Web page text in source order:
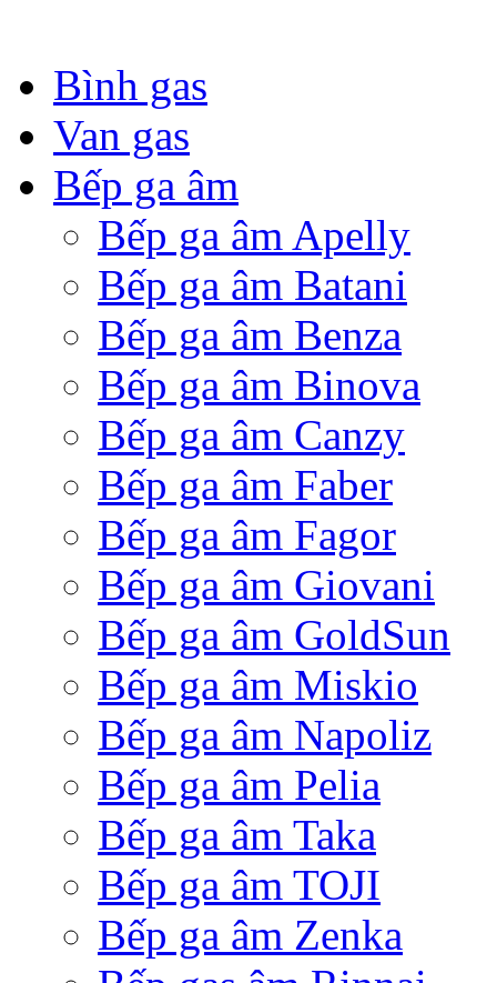
Bình gas
Van gas
Bếp ga âm
Bếp ga âm Apelly
Bếp ga âm Batani
Bếp ga âm Benza
Bếp ga âm Binova
Bếp ga âm Canzy
Bếp ga âm Faber
Bếp ga âm Fagor
Bếp ga âm Giovani
Bếp ga âm GoldSun
Bếp ga âm Miskio
Bếp ga âm Napoliz
Bếp ga âm Pelia
Bếp ga âm Taka
Bếp ga âm TOJI
Bếp ga âm Zenka